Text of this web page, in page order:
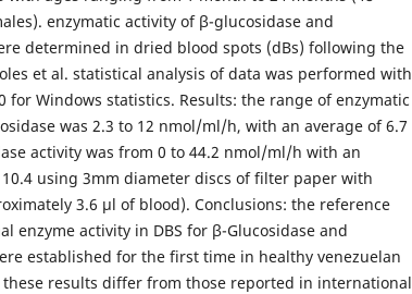
enzymatic activity of β-glucosidase and
determined in dried blood spots (dBs) following the
et al. statistical analysis of data was performed with
for Windows statistics. Results: the range of enzymatic
was 2.3 to 12 nmol/ml/h, with an average of 6.7
activity was from 0 to 44.2 nmol/ml/h with an
10.4 using 3mm diameter discs of filter paper with
3.6 µl of blood). Conclusions: the reference
enzyme activity in DBS for β-Glucosidase and
established for the first time in healthy venezuelan
results differ from those reported in international